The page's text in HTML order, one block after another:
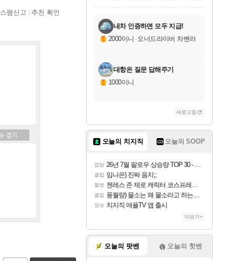
스팸신고 추천 확인
교환.
당첨되셨습니다.
당첨되셨습니다.
당첨되셨습니다.
당첨되셨습니다.
당첨되셨습니다.
당첨되셨습니다.
에디션 (스팀코드)를 교환.
당첨되셨습니다.
내차 인증하면 모두 지급!
2000이니 · 오너드라이버 차벤러
대항온 질문 답해주기
1000이니
새로고침
오늘의 치지직 오늘의 SOOP
잡담 26년 7월 팔로우 상승량 TOP 30 - 월간 치지직
클립 임나은) 진짜 음지;;
짤방 젠레스 존 제로 캐릭터 코스프레한 꽁주
클립 풍월량) 물소는 왜 물소라고 하는거야? 아! 그만 ㅋㅋ 알았어 ㅋㅋ
정보 치지직 애플TV 앱 출시
더보기+
오늘의 팟벤 오늘의 핫벤